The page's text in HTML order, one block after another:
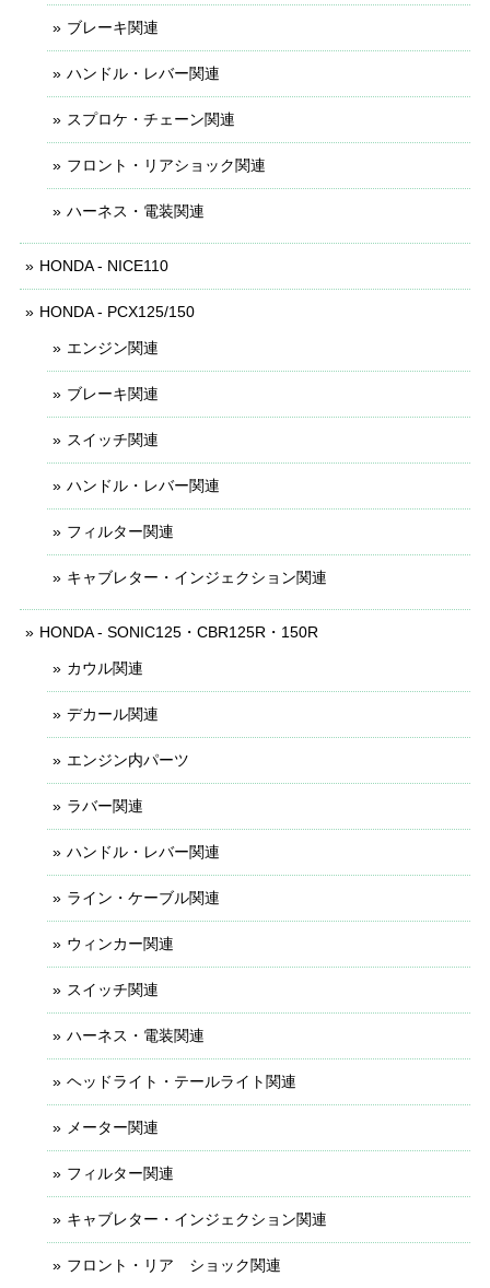
ブレーキ関連
ハンドル・レバー関連
スプロケ・チェーン関連
フロント・リアショック関連
ハーネス・電装関連
HONDA - NICE110
HONDA - PCX125/150
エンジン関連
ブレーキ関連
スイッチ関連
ハンドル・レバー関連
フィルター関連
キャブレター・インジェクション関連
HONDA - SONIC125・CBR125R・150R
カウル関連
デカール関連
エンジン内パーツ
ラバー関連
ハンドル・レバー関連
ライン・ケーブル関連
ウィンカー関連
スイッチ関連
ハーネス・電装関連
ヘッドライト・テールライト関連
メーター関連
フィルター関連
キャブレター・インジェクション関連
フロント・リア ショック関連